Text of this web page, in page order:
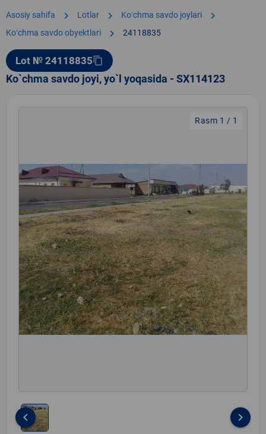
Asosiy sahifa chevron_right Lotlar chevron_right Koʻchma savdo joylari chevron_right
Koʻchma savdo obyektlari chevron_right 24118835
Lot № 24118835content_copy
Ko`chma savdo joyi, yo`l yoqasida - SX114123
Rasm 1 / 1
keyboard_arrow_left keyboard_arrow_right